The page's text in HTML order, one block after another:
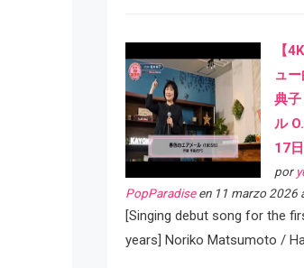
【
ュ
典
ル
17日
por
PopParadiseen 11 marzo 2026
[Singing debut song for the
years] Noriko Matsumoto /